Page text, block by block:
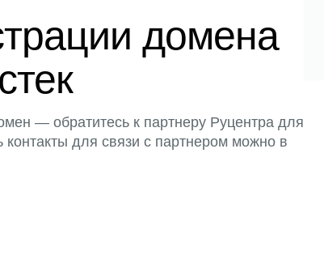
домена
— обратитесь к партнеру Руцентра для
для связи с партнером можно в